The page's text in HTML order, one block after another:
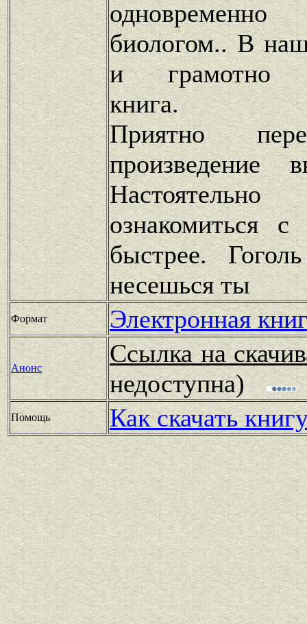
биологом.. В
и грамотно
книга.
Приятно
произведение
ознакомиться
быстрее.
несешься ты
Формат Электронная
Анонс
Ссылка на
недоступна)
Помощь Как скачать